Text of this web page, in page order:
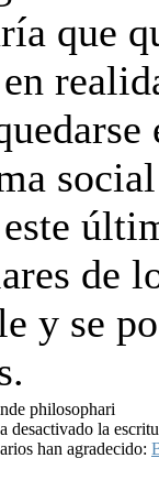
que
de
y se
philosophari
desactivado la
han agradecido: